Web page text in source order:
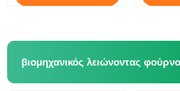
βιομηχανικός λειώνοντας